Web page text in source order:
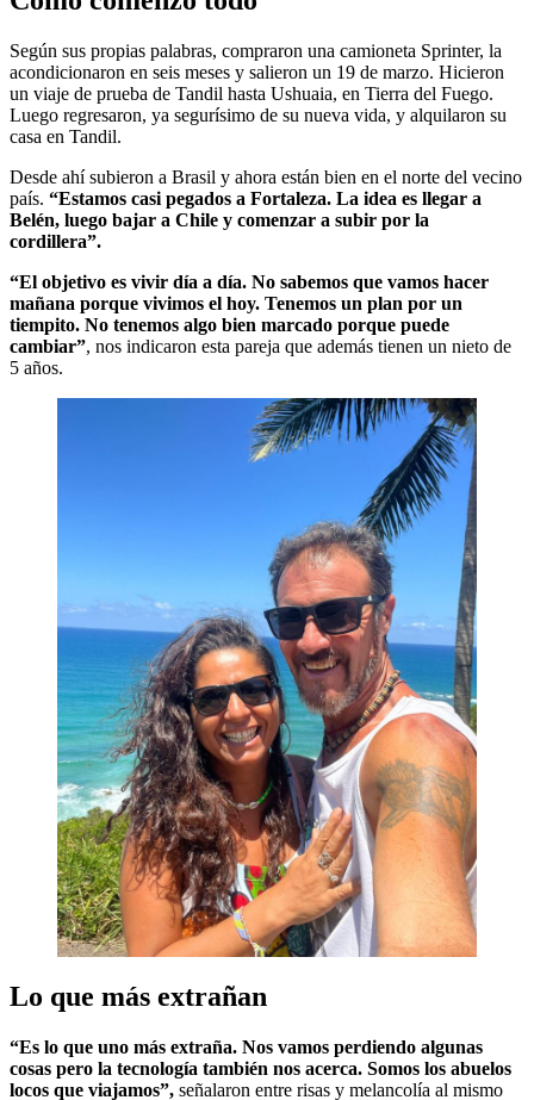
Según sus propias palabras, compraron una camioneta Sprinter, la
acondicionaron en seis meses y salieron un 19 de marzo. Hicieron
un viaje de prueba de Tandil hasta Ushuaia, en Tierra del Fuego.
Luego regresaron, ya segurísimo de su nueva vida, y alquilaron su
casa en Tandil.
Desde ahí subieron a Brasil y ahora están bien en el norte del vecino
país. “Estamos casi pegados a Fortaleza. La idea es llegar a
Belén, luego bajar a Chile y comenzar a subir por la
cordillera”.
“El objetivo es vivir día a día. No sabemos que vamos hacer
mañana porque vivimos el hoy. Tenemos un plan por un
tiempito. No tenemos algo bien marcado porque puede
cambiar”, nos indicaron esta pareja que además tienen un nieto de
5 años.
Lo que más extrañan
“Es lo que uno más extraña. Nos vamos perdiendo algunas
cosas pero la tecnología también nos acerca. Somos los abuelos
locos que viajamos”, señalaron entre risas y melancolía al mismo